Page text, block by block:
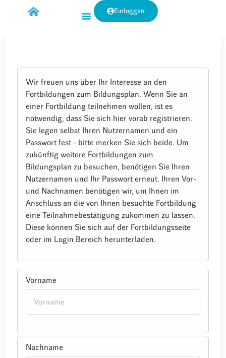
Einloggen
Wir freuen uns über Ihr Interesse an den
Fortbildungen zum Bildungsplan. Wenn Sie an
einer Fortbildung teilnehmen wollen, ist es
notwendig, dass Sie sich hier vorab registrieren.
Sie legen selbst Ihren Nutzernamen und ein
Passwort fest - bitte merken Sie sich beide. Um
zukünftig weitere Fortbildungen zum
Bildungsplan zu besuchen, benötigen Sie Ihren
Nutzernamen und Ihr Passwort erneut. Ihren Vor-
und Nachnamen benötigen wir, um Ihnen im
Anschluss an die von Ihnen besuchte Fortbildung
eine Teilnahmebestätigung zukommen zu lassen.
Diese können Sie sich auf der Fortbildungsseite
oder im Login Bereich herunterladen.
Vorname
Nachname